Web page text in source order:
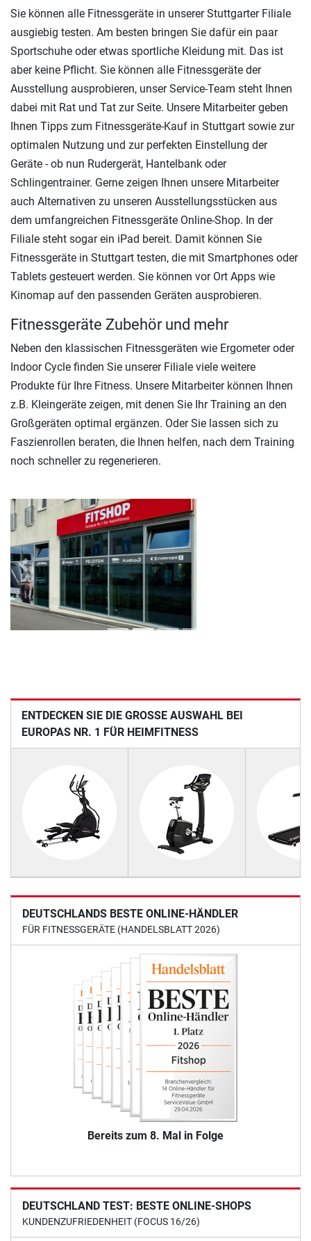
Sie können alle Fitnessgeräte in unserer Stuttgarter Filiale
ausgiebig testen. Am besten bringen Sie dafür ein paar
Sportschuhe oder etwas sportliche Kleidung mit. Das ist
aber keine Pflicht. Sie können alle Fitnessgeräte der
Ausstellung ausprobieren, unser Service-Team steht Ihnen
dabei mit Rat und Tat zur Seite. Unsere Mitarbeiter geben
Ihnen Tipps zum Fitnessgeräte-Kauf in Stuttgart sowie zur
optimalen Nutzung und zur perfekten Einstellung der
Geräte - ob nun Rudergerät, Hantelbank oder
Schlingentrainer. Gerne zeigen Ihnen unsere Mitarbeiter
auch Alternativen zu unseren Ausstellungsstücken aus
dem umfangreichen Fitnessgeräte Online-Shop. In der
Filiale steht sogar ein iPad bereit. Damit können Sie
Fitnessgeräte in Stuttgart testen, die mit Smartphones oder
Tablets gesteuert werden. Sie können vor Ort Apps wie
Kinomap auf den passenden Geräten ausprobieren.
Fitnessgeräte Zubehör und mehr
Neben den klassischen Fitnessgeräten wie Ergometer oder
Indoor Cycle finden Sie unserer Filiale viele weitere
Produkte für Ihre Fitness. Unsere Mitarbeiter können Ihnen
z.B. Kleingeräte zeigen, mit denen Sie Ihr Training an den
Großgeräten optimal ergänzen. Oder Sie lassen sich zu
Faszienrollen beraten, die Ihnen helfen, nach dem Training
noch schneller zu regenerieren.
Previous
ENTDECKEN SIE DIE GROSSE AUSWAHL BEI E
UROPAS NR. 1 FÜR HEIMFITNESS
DEUTSCHLANDS BESTE ONLINE-HÄNDLER
FÜR FITNESSGERÄTE (HANDELSBLATT 2026)
Bereits zum 8. Mal in Folge
DEUTSCHLAND TEST: BESTE ONLINE-SHOPS
KUNDENZUFRIEDENHEIT (FOCUS 16/26)